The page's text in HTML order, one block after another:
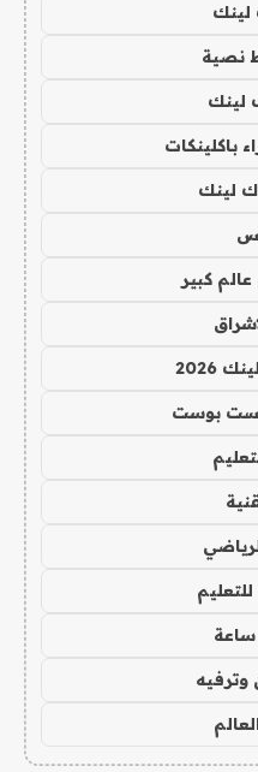
لينك
نصية
لينك
باكلينكات
لينك
كبير
2026
بوست